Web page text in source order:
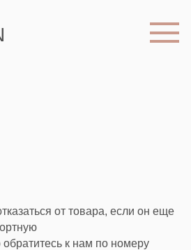
от товара, если он еще
к нам по номеру